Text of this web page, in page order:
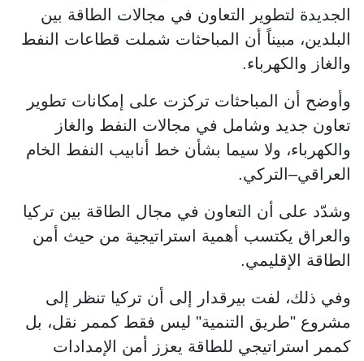
الجديدة لتطوير التعاون في مجالات الطاقة بين
البلدين، مبيناً أن المباحثات شملت قطاعات النفط
والغاز والكهرباء.
وأوضح أن المباحثات تركزت على إمكانات تطوير
تعاون جديد وشامل في مجالات النفط والغاز
والكهرباء، ولا سيما بشأن خط أنابيب النفط الخام
العراقي–التركي.
وشدّد على أن التعاون في مجال الطاقة بين تركيا
والعراق يكتسب أهمية استراتيجية من حيث أمن
الطاقة الإقليمي.
وفي ذلك، لفت بيرقدار إلى أن تركيا تنظر إلى
مشروع "طريق التنمية" ليس فقط كممر نقل، بل
كممر استراتيجي للطاقة يعزز أمن الإمدادات